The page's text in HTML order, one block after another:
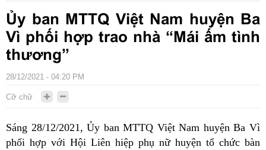
Ủy ban MTTQ Việt Nam huyện Ba
Vì phối hợp trao nhà “Mái ấm tình
thương”
28/12/2021 - 04:20 PM
Cỡ chữ
Sáng 28/12/2021, Ủy ban MTTQ Việt Nam huyện Ba Vì
phối hợp với Hội Liên hiệp phụ nữ huyện tổ chức bàn